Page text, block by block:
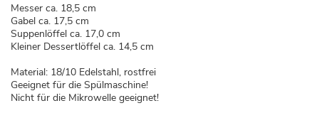
Messer ca. 18,5 cm
Gabel ca. 17,5 cm
Suppenlöffel ca. 17,0 cm
Kleiner Dessertlöffel ca. 14,5 cm
Material: 18/10 Edelstahl, rostfrei
Geeignet für die Spülmaschine!
Nicht für die Mikrowelle geeignet!